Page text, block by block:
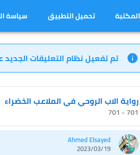
المكتبة تحميل التطبيق سياسة
تم تفعيل نظام التعليقات
رواية الاب الروحي في الملاعب الخضراء
701 - 701
Ahmed Elsayed
2023/03/19